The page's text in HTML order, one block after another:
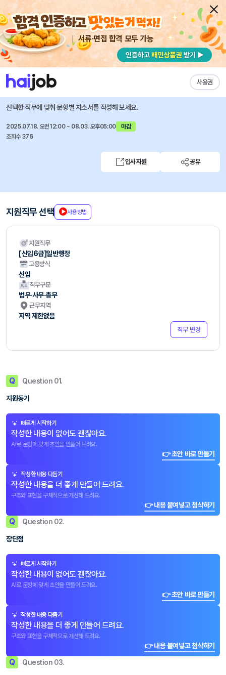
서류·면접 합격 모두 가능
사용권
채용공고 자소서 자유항목 자소서 내 작성목록
한국전기기술인협회
하반기 2025년 정규직(신입) 직원 채용 공고
선택한 직무에 맞춰 문항별 자소서를 작성해 보세요.
2025.07.18. 오전12:00 ~ 08.03. 오후05:00
마감
조회수 376
입사지원 공유
지원직무 선택 사용방법
지원직무
[신입6급]일반행정
고용방식
신입
직무구분
법무·사무·총무
근무지역
지역 제한없음
직무 변경
Q Question 01.
지원동기
빠르게 시작하기
작성한 내용이 없어도 괜찮아요.
AI로 문항에 맞게 초안을 만들어 드려요.
👉 초안 바로 만들기
작성한 내용 다듬기
작성한 내용을 더 좋게 만들어 드려요.
구조와 표현을 구체적으로 개선해 드려요.
👉 내용 붙여넣고 첨삭하기
Q Question 02.
장단점
빠르게 시작하기
작성한 내용이 없어도 괜찮아요.
AI로 문항에 맞게 초안을 만들어 드려요.
👉 초안 바로 만들기
작성한 내용 다듬기
작성한 내용을 더 좋게 만들어 드려요.
구조와 표현을 구체적으로 개선해 드려요.
👉 내용 붙여넣고 첨삭하기
Q Question 03.